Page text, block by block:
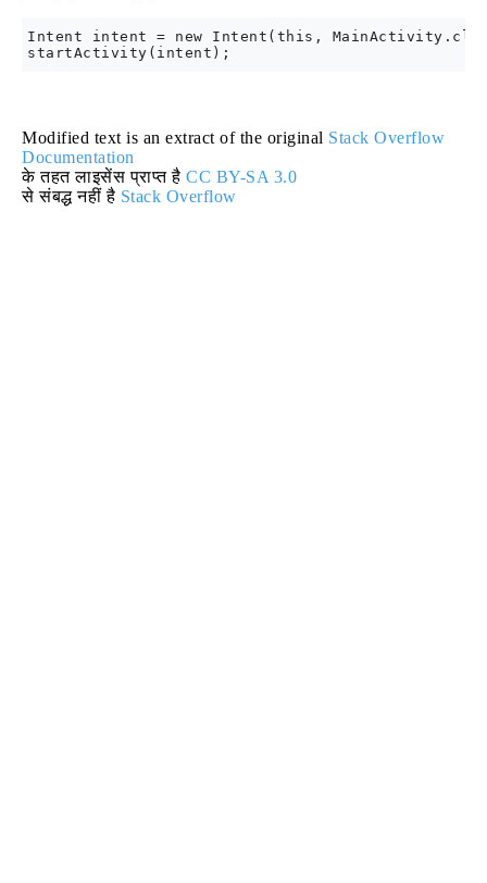
Intent intent = new Intent(this,
Modified text is an extract of the original Stack Overflow
Documentation
के तहत लाइसेंस प्राप्त है CC BY-SA 3.0
से संबद्ध नहीं है Stack Overflow